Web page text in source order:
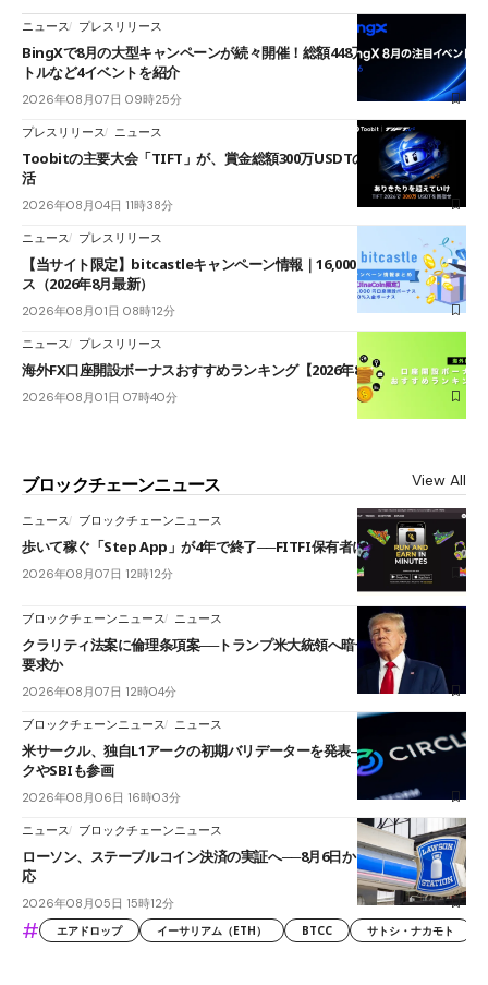
ニュース プレスリリース
BingXで8月の大型キャンペーンが続々開催！総額448万USDT超のAIバ
トルなど4イベントを紹介
2026年08月07日 09時25分
プレスリリース ニュース
Toobitの主要大会「TIFT」が、賞金総額300万USDTのレースとして復
活
2026年08月04日 11時38分
ニュース プレスリリース
【当サイト限定】bitcastleキャンペーン情報｜16,000円口座開設ボーナ
ス（2026年8月最新）
2026年08月01日 08時12分
ニュース プレスリリース
海外FX口座開設ボーナスおすすめランキング【2026年8月最新】
2026年08月01日 07時40分
ブロックチェーンニュース View All
ニュース ブロックチェーンニュース
歩いて稼ぐ「Step App」が4年で終了──FITFI保有者に対応呼びかけ
2026年08月07日 12時12分
ブロックチェーンニュース ニュース
クラリティ法案に倫理条項案──トランプ米大統領へ暗号資産事業の売却
要求か
2026年08月07日 12時04分
ブロックチェーンニュース ニュース
米サークル、独自L1アークの初期バリデーターを発表――ブラックロッ
クやSBIも参画
2026年08月06日 16時03分
ニュース ブロックチェーンニュース
ローソン、ステーブルコイン決済の実証へ──8月6日からJPYCやUSDC対
応
2026年08月05日 15時12分
# エアドロップ イーサリアム（ETH） BTCC サトシ・ナカモト